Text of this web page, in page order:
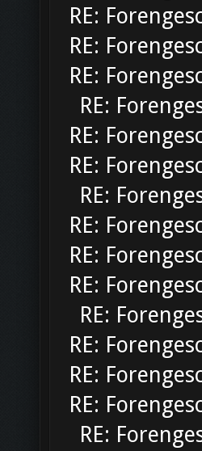
RE:
RE:
RE:
RE:
RE:
RE:
RE:
RE:
RE:
RE:
RE:
RE:
RE:
RE:
RE: